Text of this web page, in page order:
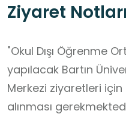
Ziyaret Notları
"Okul Dışı Öğrenme
yapılacak Bartın
Merkezi ziyaretleri
alınması